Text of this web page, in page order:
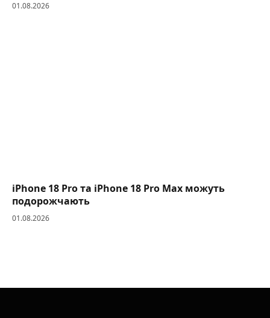
01.08.2026
iPhone 18 Pro та iPhone 18 Pro Max можуть
подорожчають
01.08.2026